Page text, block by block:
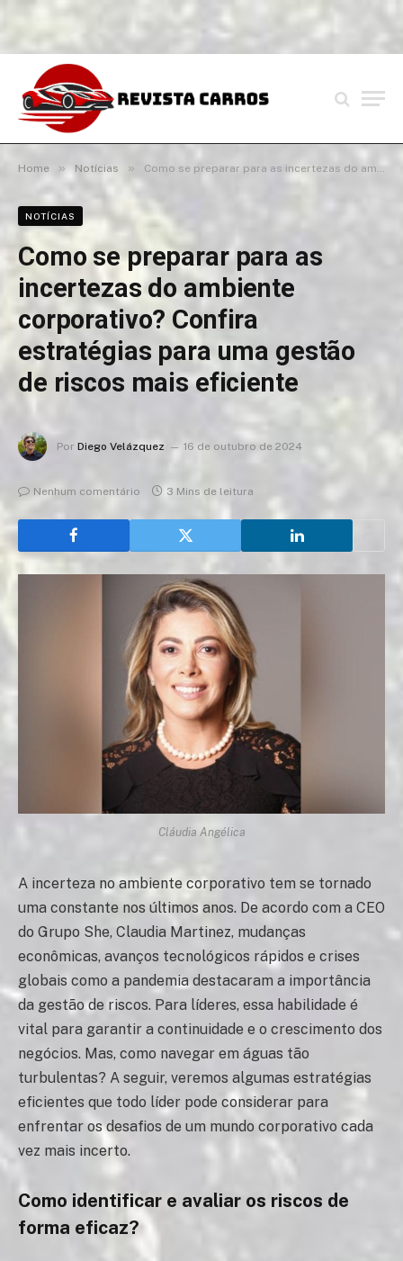
Home » Notícias » Como se preparar para as incertezas do ambiente corporativo? Confira estratégias para uma gestão de riscos mais eficiente
NOTÍCIAS
Como se preparar para as
incertezas do ambiente
corporativo? Confira
estratégias para uma gestão
de riscos mais eficiente
Por Diego Velázquez 16 de outubro de 2024
Nenhum comentário 3 Mins de leitura
Cláudia Angélica
A incerteza no ambiente corporativo tem se tornado
uma constante nos últimos anos. De acordo com a CEO
do Grupo She, Claudia Martinez, mudanças
econômicas, avanços tecnológicos rápidos e crises
globais como a pandemia destacaram a importância
da gestão de riscos. Para líderes, essa habilidade é
vital para garantir a continuidade e o crescimento dos
negócios. Mas, como navegar em águas tão
turbulentas? A seguir, veremos algumas estratégias
eficientes que todo líder pode considerar para
enfrentar os desafios de um mundo corporativo cada
vez mais incerto.
Como identificar e avaliar os riscos de
forma eficaz?